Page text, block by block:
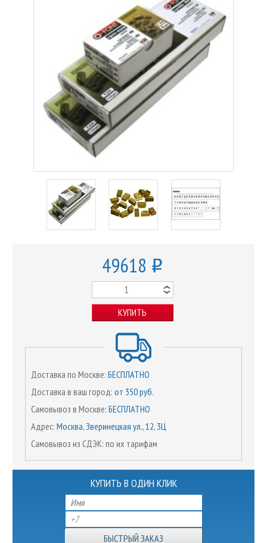
49618 o
КУПИТЬ
Доставка по Москве: БЕСПЛАТНО
Доставка в ваш город: от 350 руб.
Самовывоз в Москве: БЕСПЛАТНО
Адрес: Москва, Зверинецкая ул., 12, 3Ц
Самовывоз из СДЭК: по их тарифам
КУПИТЬ В ОДИН КЛИК